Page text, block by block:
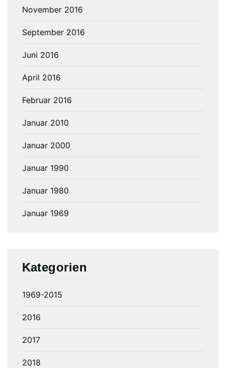
November 2016
September 2016
Juni 2016
April 2016
Februar 2016
Januar 2010
Januar 2000
Januar 1990
Januar 1980
Januar 1969
Kategorien
1969-2015
2016
2017
2018